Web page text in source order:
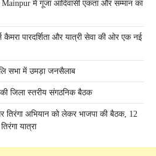
Mainpur में गूंजा आदिवासी एकता और सम्मान का
कैमरा पारदर्शिता और यात्री सेवा की ओर एक नई
सभा में उमड़ा जनसैलाब
जिला स्तरीय संगठनिक बैठक
तिरंगा अभियान को लेकर भाजपा की बैठक, 12
यात्रा